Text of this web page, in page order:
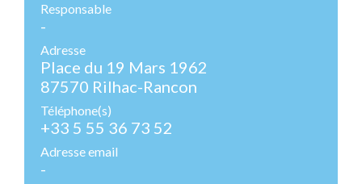
Responsable
-
Adresse
Place du 19 Mars 1962
87570 Rilhac-Rancon
Téléphone(s)
+33 5 55 36 73 52
Adresse email
-